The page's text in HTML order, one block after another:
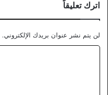
اترك تعليقاً
لن يتم نشر عنوان بريدك الإلكتروني.